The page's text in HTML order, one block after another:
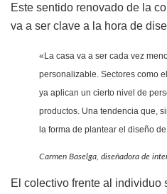
Este sentido renovado de la
va a ser clave a la hora de
«La casa va a ser cada vez
personalizable. Sectores como
ya aplican un cierto nivel de
productos. Una tendencia que,
la forma de plantear el diseño
Carmen Baselga, diseñadora de
El colectivo frente al individuo